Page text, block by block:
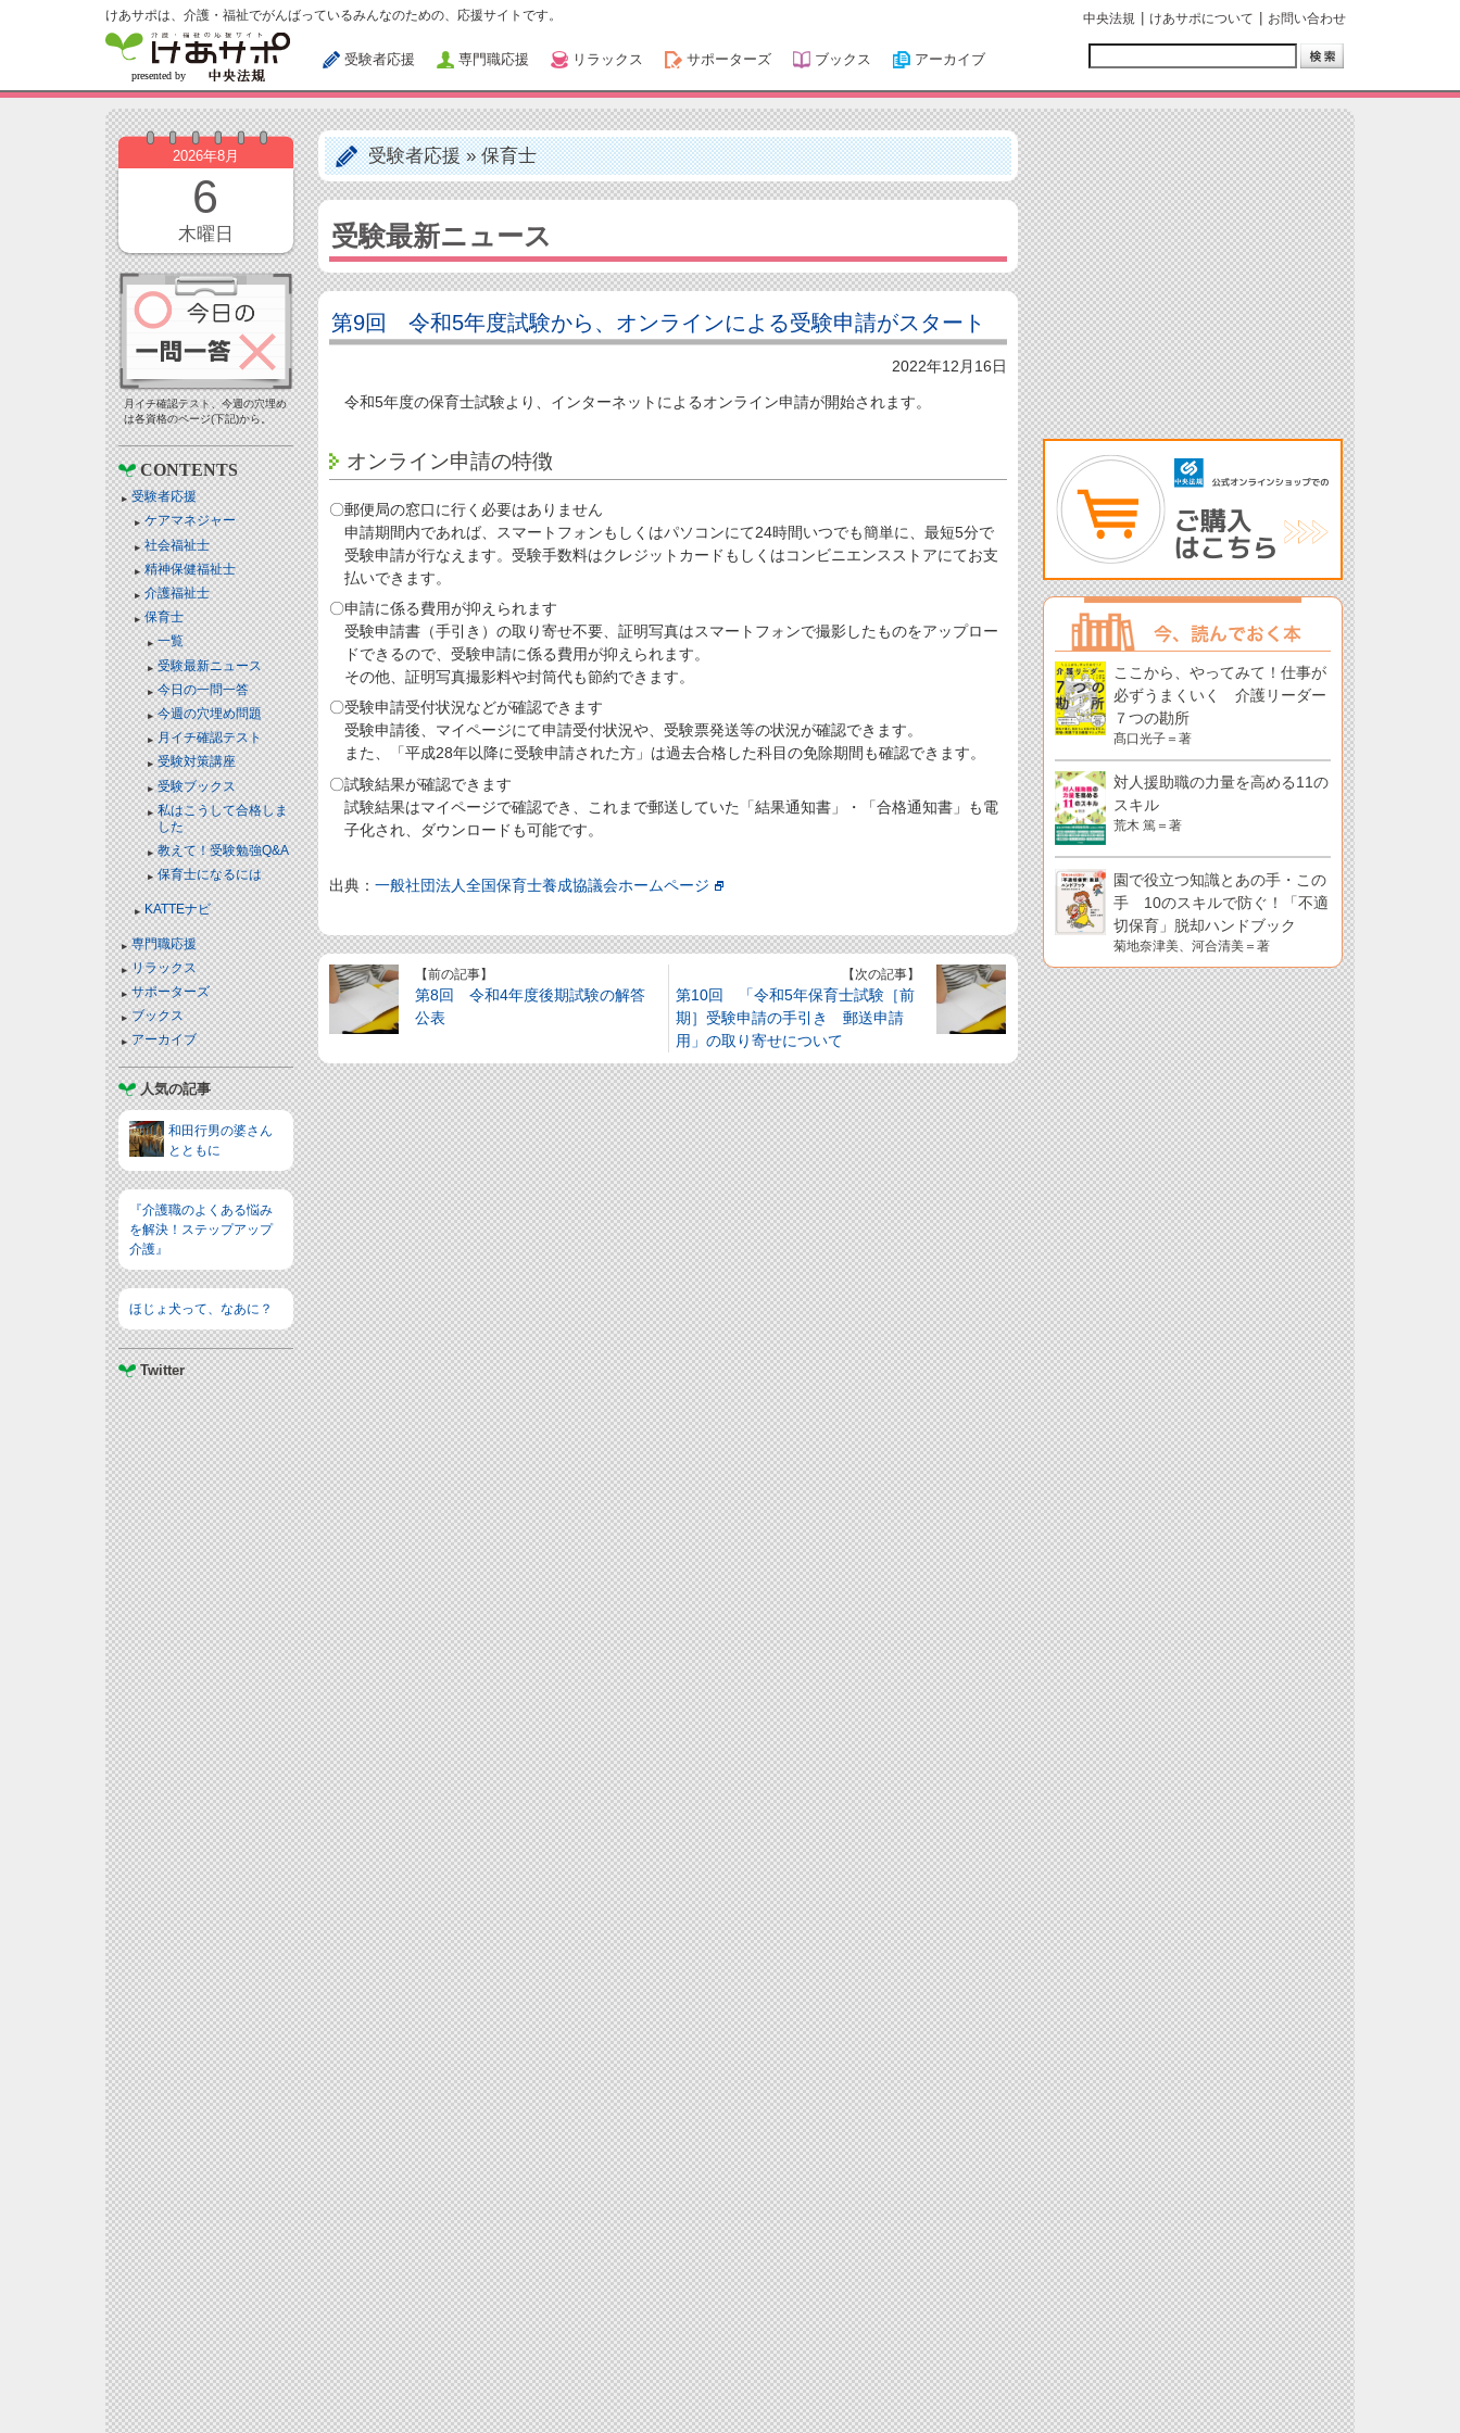
けあサポは、介護・福祉でがんばっているみんなのための、応援サイトです。
受験者応援 専門職応援 リラックス サポーターズ ブックス アーカイブ
中央法規 けあサポについて お問い合わせ
2026年8月
6
木曜日
月イチ確認テスト、今週の穴埋め
は各資格のページ(下記)から。
CONTENTS
受験者応援
ケアマネジャー
社会福祉士
精神保健福祉士
介護福祉士
保育士
一覧
受験最新ニュース
今日の一問一答
今週の穴埋め問題
月イチ確認テスト
受験対策講座
受験ブックス
私はこうして合格しま
した
教えて！受験勉強Q&A
保育士になるには
KATTEナビ
専門職応援
リラックス
サポーターズ
ブックス
アーカイブ
人気の記事
和田行男の婆さん
とともに
『介護職のよくある悩み
を解決！ステップアップ
介護』
ほじょ犬って、なあに？
Twitter
受験者応援»保育士
受験最新ニュース
第9回 令和5年度試験から、オンラインによる受験申請がスタート
2022年12月16日
令和5年度の保育士試験より、インターネットによるオンライン申請が開始されます。
オンライン申請の特徴
〇郵便局の窓口に行く必要はありません
申請期間内であれば、スマートフォンもしくはパソコンにて24時間いつでも簡単に、最短5分で
受験申請が行なえます。受験手数料はクレジットカードもしくはコンビニエンスストアにてお支
払いできます。
〇申請に係る費用が抑えられます
受験申請書（手引き）の取り寄せ不要、証明写真はスマートフォンで撮影したものをアップロー
ドできるので、受験申請に係る費用が抑えられます。
その他、証明写真撮影料や封筒代も節約できます。
〇受験申請受付状況などが確認できます
受験申請後、マイページにて申請受付状況や、受験票発送等の状況が確認できます。
また、「平成28年以降に受験申請された方」は過去合格した科目の免除期間も確認できます。
〇試験結果が確認できます
試験結果はマイページで確認でき、これまで郵送していた「結果通知書」・「合格通知書」も電
子化され、ダウンロードも可能です。
出典： 一般社団法人全国保育士養成協議会ホームページ
【前の記事】
第8回 令和4年度後期試験の解答
公表
【次の記事】
第10回 「令和5年保育士試験［前
期］受験申請の手引き 郵送申請
用」の取り寄せについて
ここから、やってみて！仕事が
必ずうまくいく 介護リーダー
７つの勘所
髙口光子＝著
対人援助職の力量を高める11の
スキル
荒木 篤＝著
園で役立つ知識とあの手・この
手 10のスキルで防ぐ！「不適
切保育」脱却ハンドブック
菊地奈津美、河合清美＝著